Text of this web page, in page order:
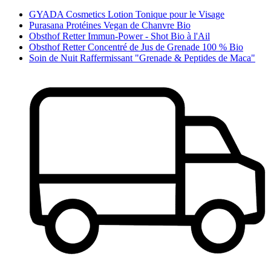
GYADA Cosmetics Lotion Tonique pour le Visage
Purasana Protéines Vegan de Chanvre Bio
Obsthof Retter Immun-Power - Shot Bio à l'Ail
Obsthof Retter Concentré de Jus de Grenade 100 % Bio
Soin de Nuit Raffermissant "Grenade & Peptides de Maca"